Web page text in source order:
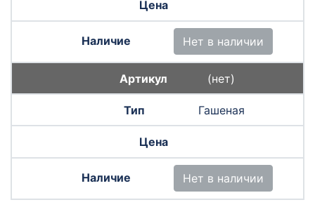
Нет в наличии
(нет)
Гашеная
Нет в наличии